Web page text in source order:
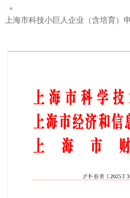
上海市科技小巨人企业（含培育）